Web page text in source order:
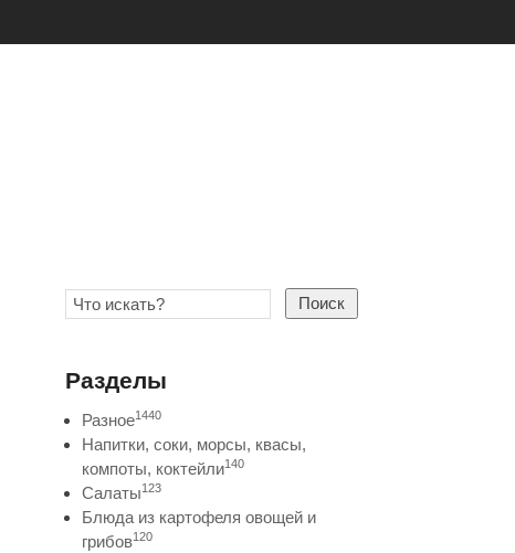
Поиск
Разделы
Разное1440
Напитки, соки, морсы, квасы,
компоты, коктейли140
Салаты123
Блюда из картофеля овощей и
грибов120